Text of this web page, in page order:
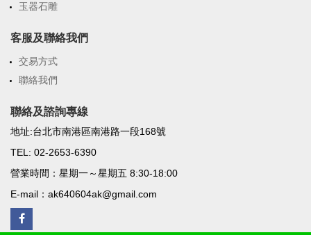
玉器石雕
客服及聯絡我們
交易方式
聯絡我們
聯絡及諮詢專線
地址:台北市南港區南港路一段168號
TEL: 02-2653-6390
營業時間：星期一～星期五 8:30-18:00
E-mail：ak640604ak@gmail.com